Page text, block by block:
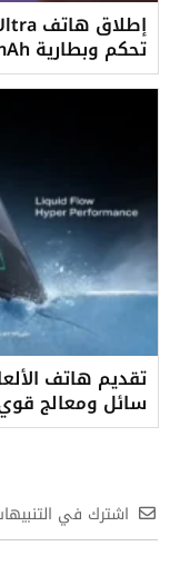
تحكم وبطارية 8,600mAh
سائل ومعالج
اشترك في